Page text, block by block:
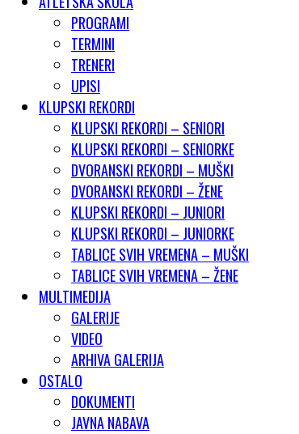
PROGRAMI
TERMINI
TRENERI
UPISI
KLUPSKI REKORDI
KLUPSKI REKORDI – SENIORI
KLUPSKI REKORDI – SENIORKE
DVORANSKI REKORDI – MUŠKI
DVORANSKI REKORDI – ŽENE
KLUPSKI REKORDI – JUNIORI
KLUPSKI REKORDI – JUNIORKE
TABLICE SVIH VREMENA – MUŠKI
TABLICE SVIH VREMENA – ŽENE
MULTIMEDIJA
GALERIJE
VIDEO
ARHIVA GALERIJA
OSTALO
DOKUMENTI
JAVNA NABAVA